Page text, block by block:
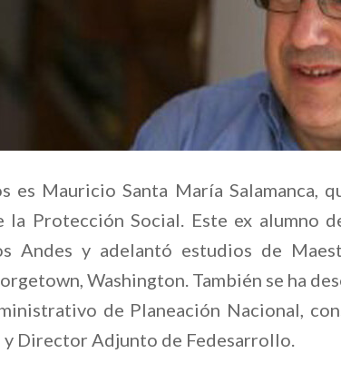
es Mauricio Santa María Salamanca,
Protección Social. Este ex alumno
Andes y adelantó estudios de
Washington. También se ha
de Planeación Nacional,
y Director Adjunto de Fedesarrollo.